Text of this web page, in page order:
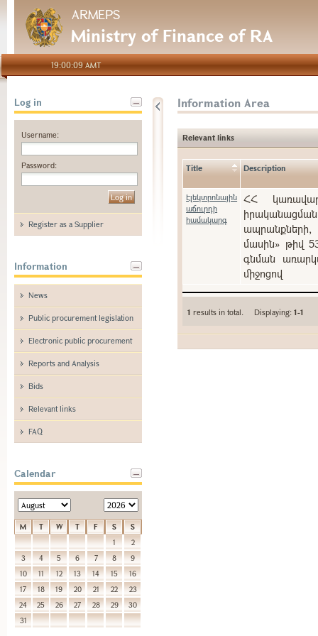
ARMEPS
Ministry of Finance of RA
19:00:09 AMT
Log in
Username:
Password:
Register as a Supplier
Information
News
Public procurement legislation
Electronic public procurement
Reports and Analysis
Bids
Relevant links
FAQ
Calendar
M T W T F S
S
1
2
3
4 5 6 7 8
9
10
11 12 13 14 15
16
17
18 19 20 21 22
23
24
25 26 27 28 29
30
31
Information Area
Relevant links
Title Description
Էլեկտրոնային
աճուրդի
համակարգ
ՀՀ
ապրանքների,
մասին» թիվ
գնման
միջոցով
1 results in total. Displaying:1-1